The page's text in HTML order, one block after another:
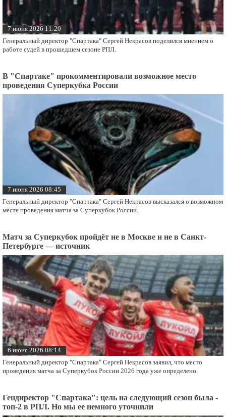
7 июня 2026 11:20
Генеральный директор "Спартака" Сергей Некрасов поделился мнением о
работе судей в прошедшем сезоне РПЛ.
В "Спартаке" прокомментировали возможное место
проведения Суперкубка России
7 июня 2026 08:45
Генеральный директор "Спартака" Сергей Некрасов высказался о возможном
месте проведения матча за Суперкубок России.
Матч за Суперкубок пройдёт не в Москве и не в Санкт-
Петербурге — источник
6 июня 2026 08:14
Генеральный директор "Спартака" Сергей Некрасов заявил, что место
проведения матча за Суперкубок России 2026 года уже определено.
Гендиректор "Спартака": цель на следующий сезон была -
топ-2 в РПЛ. Но мы ее немного уточнили